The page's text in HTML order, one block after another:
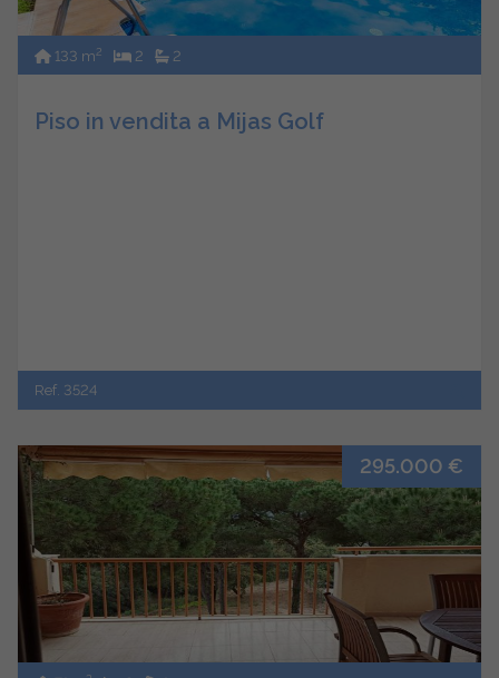
133 m2 2 2
Piso in vendita a Mijas Golf
Ref. 3524
295.000 €